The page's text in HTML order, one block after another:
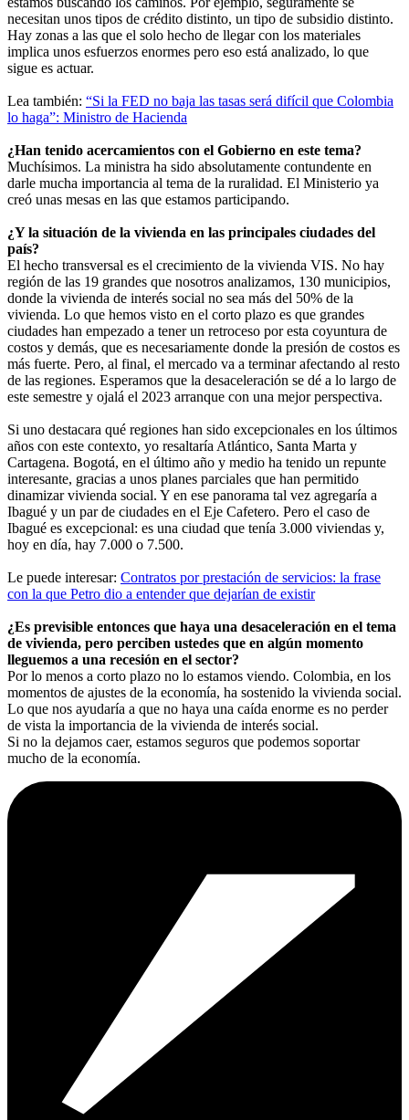
necesitan unos tipos de crédito distinto, un tipo de subsidio distinto.
Hay zonas a las que el solo hecho de llegar con los materiales
implica unos esfuerzos enormes pero eso está analizado, lo que
sigue es actuar.
Lea también: “Si la FED no baja las tasas será difícil que Colombia
lo haga”: Ministro de Hacienda
¿Han tenido acercamientos con el Gobierno en este tema?
Muchísimos. La ministra ha sido absolutamente contundente en
darle mucha importancia al tema de la ruralidad. El Ministerio ya
creó unas mesas en las que estamos participando.
¿Y la situación de la vivienda en las principales ciudades del
país?
El hecho transversal es el crecimiento de la vivienda VIS. No hay
región de las 19 grandes que nosotros analizamos, 130 municipios,
donde la vivienda de interés social no sea más del 50% de la
vivienda. Lo que hemos visto en el corto plazo es que grandes
ciudades han empezado a tener un retroceso por esta coyuntura de
costos y demás, que es necesariamente donde la presión de costos es
más fuerte. Pero, al final, el mercado va a terminar afectando al resto
de las regiones. Esperamos que la desaceleración se dé a lo largo de
este semestre y ojalá el 2023 arranque con una mejor perspectiva.
Si uno destacara qué regiones han sido excepcionales en los últimos
años con este contexto, yo resaltaría Atlántico, Santa Marta y
Cartagena. Bogotá, en el último año y medio ha tenido un repunte
interesante, gracias a unos planes parciales que han permitido
dinamizar vivienda social. Y en ese panorama tal vez agregaría a
Ibagué y un par de ciudades en el Eje Cafetero. Pero el caso de
Ibagué es excepcional: es una ciudad que tenía 3.000 viviendas y,
hoy en día, hay 7.000 o 7.500.
Le puede interesar: Contratos por prestación de servicios: la frase
con la que Petro dio a entender que dejarían de existir
¿Es previsible entonces que haya una desaceleración en el tema
de vivienda, pero perciben ustedes que en algún momento
lleguemos a una recesión en el sector?
Por lo menos a corto plazo no lo estamos viendo. Colombia, en los
momentos de ajustes de la economía, ha sostenido la vivienda social.
Lo que nos ayudaría a que no haya una caída enorme es no perder
de vista la importancia de la vivienda de interés social.
Si no la dejamos caer, estamos seguros que podemos soportar
mucho de la economía.